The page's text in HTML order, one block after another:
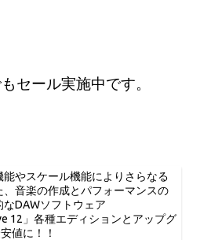
セール実施中です。
能やスケール機能によりさらなる
、音楽の作成とパフォーマンスの
なDAWソフトウェア
12」各種エディションとアップグ
値に！！